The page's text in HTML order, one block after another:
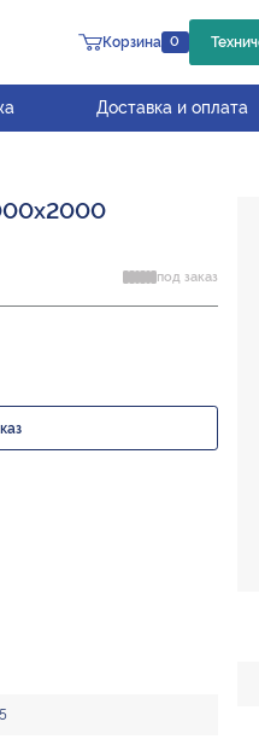
Корзина 0
Доставка и оплата
под заказ
5